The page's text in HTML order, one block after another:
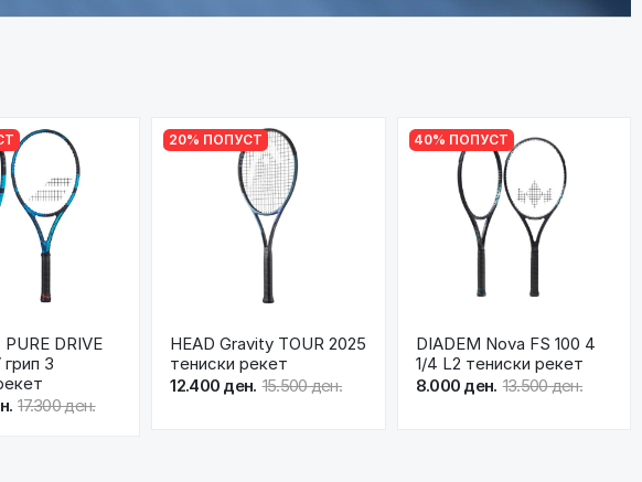
DRIVE
3
17.300 ден.
20% ПОПУСТ
HEAD Gravity TOUR 2025
тениски рекет
12.400 ден. 15.500 ден.
40% ПОПУСТ
DIADEM Nova FS 100 4
1/4 L2 тениски рекет
8.000 ден. 13.500 ден.